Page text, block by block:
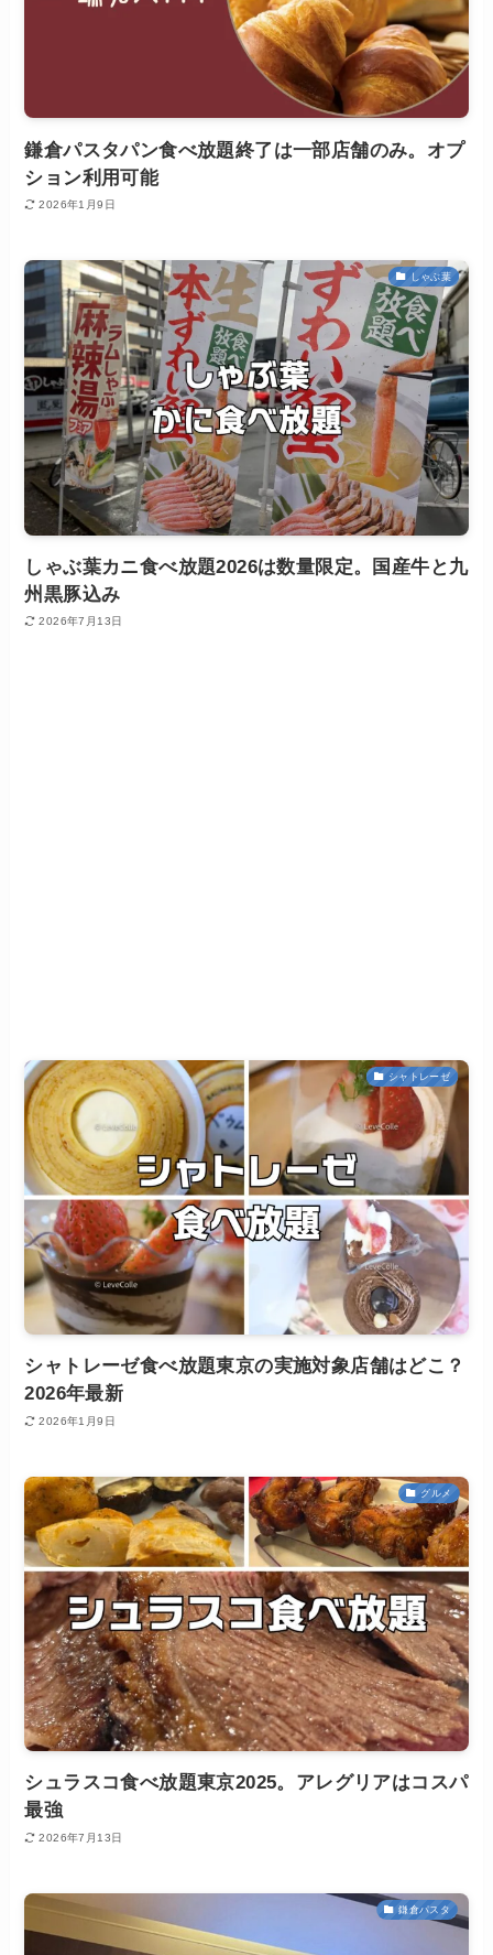
鎌倉パスタパン食べ放題終了は一部店舗のみ。オプ
ション利用可能
2026年1月9日
しゃぶ葉
しゃぶ葉カニ食べ放題2026は数量限定。国産牛と九
州黒豚込み
2026年7月13日
シャトレーゼ
シャトレーゼ食べ放題東京の実施対象店舗はどこ？
2026年最新
2026年1月9日
グルメ
シュラスコ食べ放題東京2025。アレグリアはコスパ
最強
2026年7月13日
鎌倉パスタ